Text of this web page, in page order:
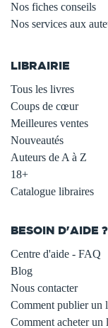
Nos fiches conseils
Nos services aux
LIBRAIRIE
Tous les livres
Coups de cœur
Meilleures ventes
Nouveautés
Auteurs de A à Z
18+
Catalogue libraires
BESOIN D'AIDE ?
Centre d'aide - FAQ
Blog
Nous contacter
Comment publier un
Comment acheter un